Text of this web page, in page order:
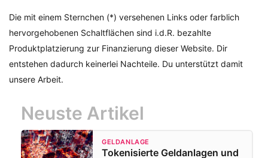
Die mit einem Sternchen (*) versehenen Links oder farblich
hervorgehobenen Schaltflächen sind i.d.R. bezahlte
Produktplatzierung zur Finanzierung dieser Website. Dir
entstehen dadurch keinerlei Nachteile. Du unterstützt damit
unsere Arbeit.
Neuste Artikel
GELDANLAGE
Tokenisierte Geldanlagen und